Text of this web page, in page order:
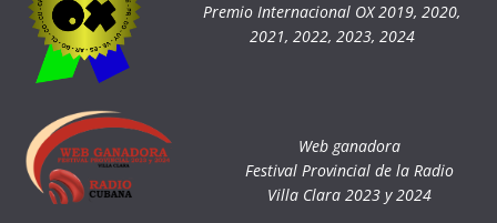
Premio Internacional OX 2019, 2020,
2021, 2022, 2023, 2024
Web ganadora
Festival Provincial de la Radio
Villa Clara 2023 y 2024